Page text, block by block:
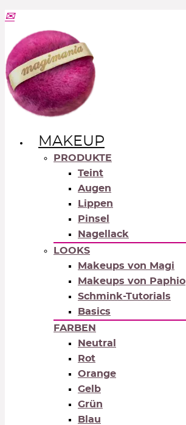
MAKEUP
PRODUKTE
Teint
Augen
Lippen
Pinsel
Nagellack
LOOKS
Makeups von Magi
Makeups von Paphio
Schmink-Tutorials
Basics
FARBEN
Neutral
Rot
Orange
Gelb
Grün
Blau